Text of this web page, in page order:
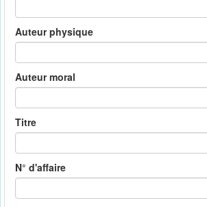
Auteur physique
Auteur moral
Titre
N° d'affaire